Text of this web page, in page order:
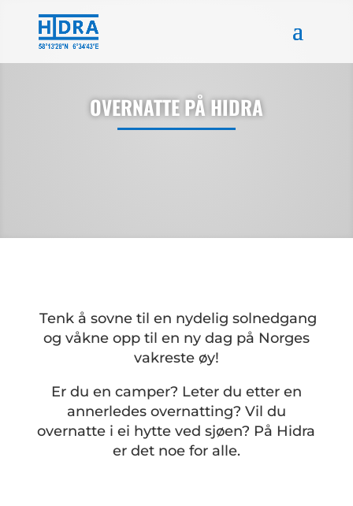
content
OVERNATTE PÅ HIDRA
Tenk å sovne til en nydelig solnedgang
og våkne opp til en ny dag på Norges
vakreste øy!
Er du en camper? Leter du etter en
annerledes overnatting? Vil du
overnatte i ei hytte ved sjøen? På Hidra
er det noe for alle.